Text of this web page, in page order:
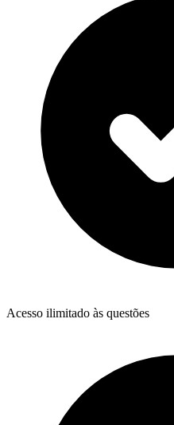
Acesso ilimitado às questões